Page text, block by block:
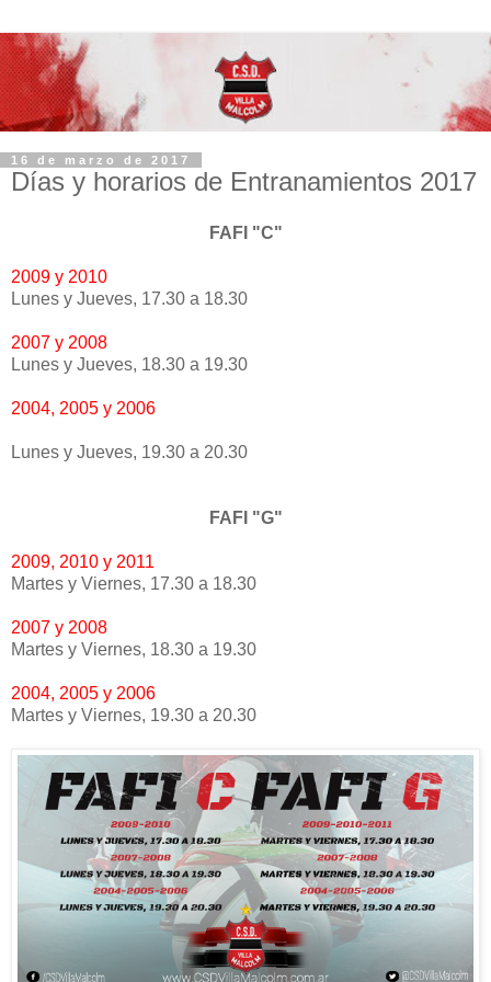
16 de marzo de 2017
Días y horarios de Entranamientos 2017
FAFI "C"
2009 y 2010
Lunes y Jueves, 17.30 a 18.30
2007 y 2008
Lunes y Jueves, 18.30 a 19.30
2004, 2005 y 2006
Lunes y Jueves, 19.30 a 20.30
FAFI "G"
2009, 2010 y 2011
Martes y Viernes, 17.30 a 18.30
2007 y 2008
Martes y Viernes, 18.30 a 19.30
2004, 2005 y 2006
Martes y Viernes, 19.30 a 20.30